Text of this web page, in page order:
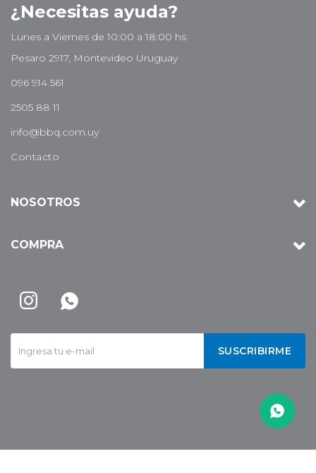
 
SUSCRIBIRME
¿Necesitas ayuda?
Lunes a Viernes de 10:00 a 18:00 hs
Pesaro 2917, Montevideo Uruguay
096 914 561
2505 88 11
info@bbq.com.uy
Contacto
NOSOTROS
COMPRA